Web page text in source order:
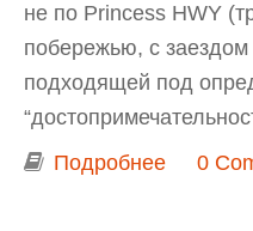
не по Princess HWY
побережью, с
подходящей под
Подробнее о НГ в
0